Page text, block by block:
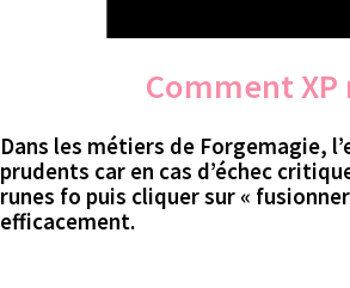
Comment
Dans les métiers de Forgemagie,
prudents car en cas d’échec
runes fo puis cliquer sur «
efficacement.